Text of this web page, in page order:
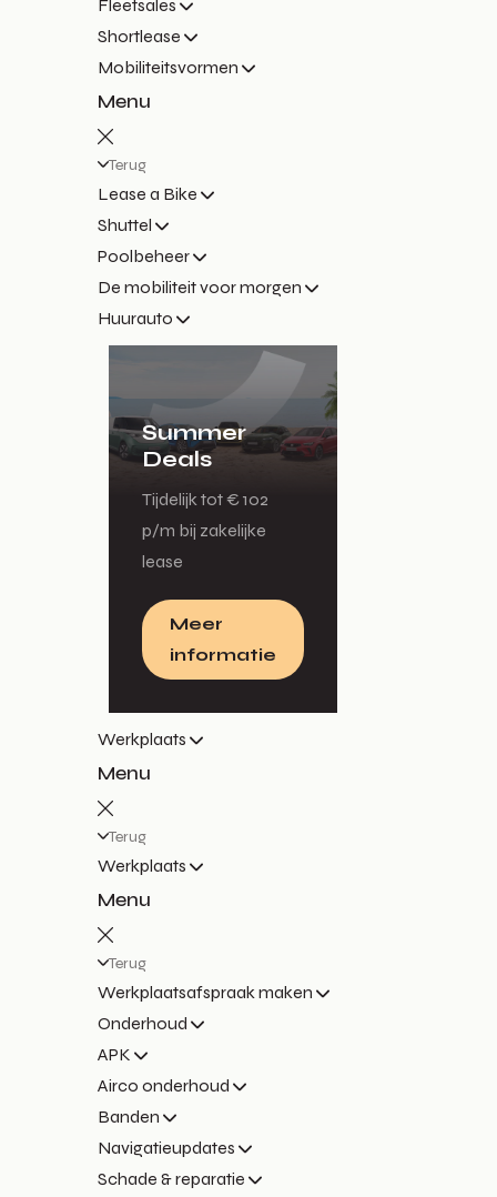
Fleetsales
Shortlease
Mobiliteitsvormen
Menu
Terug
Lease a Bike
Shuttel
Poolbeheer
De mobiliteit voor morgen
Huurauto
Summer
Deals
Tijdelijk tot € 102
p/m bij zakelijke
lease
Meer
informatie
Werkplaats
Menu
Terug
Werkplaats
Menu
Terug
Werkplaatsafspraak maken
Onderhoud
APK
Airco onderhoud
Banden
Navigatieupdates
Schade & reparatie